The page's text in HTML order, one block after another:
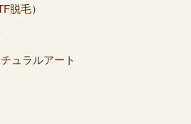
脱毛）
ュラルアート